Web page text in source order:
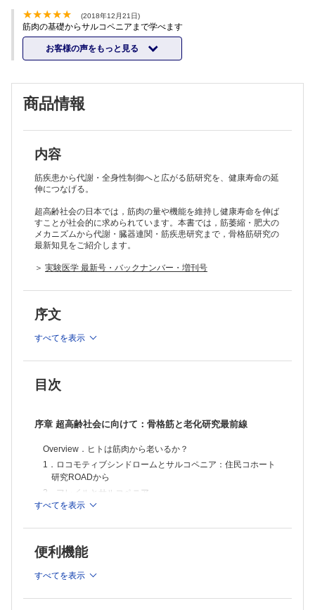
(2018年12月21日)
筋肉の基礎からサルコペニアまで学べます
お客様の声をもっと見る
商品情報
内容
筋疾患から代謝・全身性制御へと広がる筋研究を、健康寿命の延
伸につなげる。
超高齢社会の日本では，筋肉の量や機能を維持し健康寿命を伸ば
すことが社会的に求められています。本書では，筋萎縮・肥大の
メカニズムから代謝・臓器連関・筋疾患研究まで，骨格筋研究の
最新知見をご紹介します。
＞ 実験医学 最新号・バックナンバー・増刊号
序文
すべてを表示
目次
序章 超高齢社会に向けて：骨格筋と老化研究最前線
Overview．ヒトは筋肉から老いるか？
1．ロコモティブシンドロームとサルコペニア：住民コホート
研究ROADから
2．フレイルとサルコペニア
3．筋骨格系の老化と骨折，転倒―骨粗鬆症とサルコペニア
5．幹細胞・前駆細胞から見る骨格筋老化―幹細胞は筋の老化
6．ミトコンドリアからみた骨格筋の老化
すべてを表示
便利機能
すべてを表示